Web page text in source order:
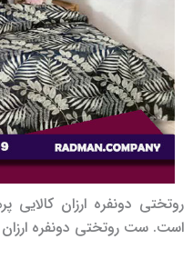
روتختی دونفره ارزان کالایی
است. ست روتختی دونفره